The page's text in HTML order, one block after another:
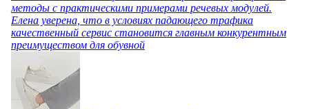
методы с практическими примерами речевых модулей.
Елена уверена, что в условиях падающего трафика
качественный сервис становится главным конкурентным
преимуществом для обувной